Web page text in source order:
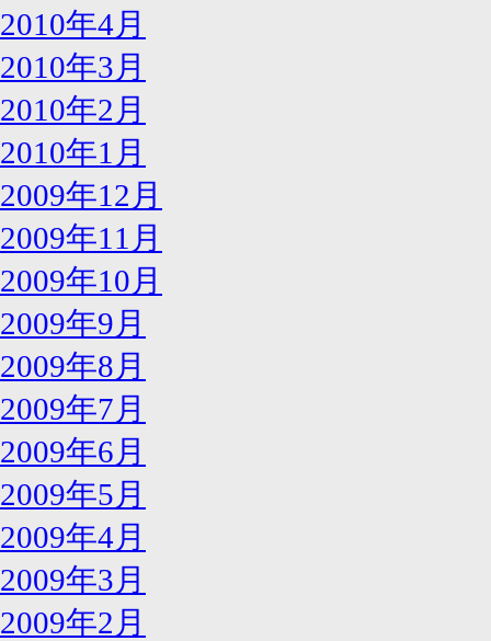
2010年4月
2010年3月
2010年2月
2010年1月
2009年12月
2009年11月
2009年10月
2009年9月
2009年8月
2009年7月
2009年6月
2009年5月
2009年4月
2009年3月
2009年2月